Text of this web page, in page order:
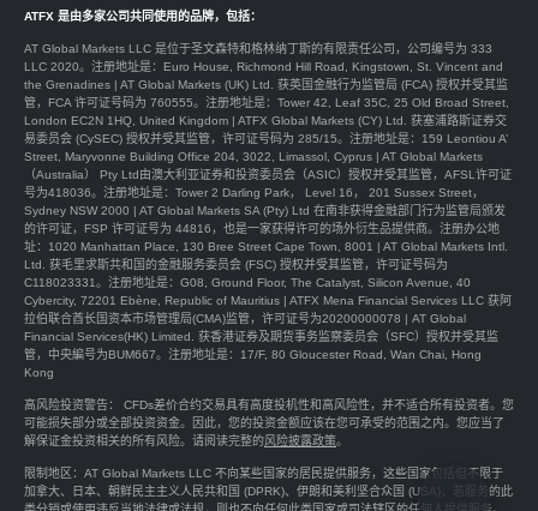
ATFX 是由多家公司共同使用的品牌，包括：
AT Global Markets LLC 是位于圣文森特和格林纳丁斯的有限责任公司，公司编号为 333
LLC 2020。注册地址是：Euro House, Richmond Hill Road, Kingstown, St. Vincent and
the Grenadines | AT Global Markets (UK) Ltd. 获英国金融行为监管局 (FCA) 授权并受其监
管，FCA 许可证号码为 760555。注册地址是：Tower 42, Leaf 35C, 25 Old Broad Street,
London EC2N 1HQ, United Kingdom | ATFX Global Markets (CY) Ltd. 获塞浦路斯证券交
易委员会 (CySEC) 授权并受其监管，许可证号码为 285/15。注册地址是：159 Leontiou A’
Street, Maryvonne Building Office 204, 3022, Limassol, Cyprus | AT Global Markets
（Australia） Pty Ltd由澳大利亚证券和投资委员会（ASIC）授权并受其监管，AFSL许可证
号为418036。注册地址是：Tower 2 Darling Park， Level 16， 201 Sussex Street，
Sydney NSW 2000 | AT Global Markets SA (Pty) Ltd 在南非获得金融部门行为监管局颁发
的许可证，FSP 许可证号为 44816，也是一家获得许可的场外衍生品提供商。注册办公地
址：1020 Manhattan Place, 130 Bree Street Cape Town, 8001 | AT Global Markets Intl.
Ltd. 获毛里求斯共和国的金融服务委员会 (FSC) 授权并受其监管，许可证号码为
C118023331。注册地址是：G08, Ground Floor, The Catalyst, Silicon Avenue, 40
Cybercity, 72201 Ebène, Republic of Mauritius | ATFX Mena Financial Services LLC 获阿
拉伯联合酋长国资本市场管理局(CMA)监管，许可证号为20200000078 | AT Global
Financial Services(HK) Limited. 获香港证券及期货事务监察委员会（SFC）授权并受其监
管，中央編号为BUM667。注册地址是：17/F, 80 Gloucester Road, Wan Chai, Hong
Kong
高风险投资警告： CFDs差价合约交易具有高度投机性和高风险性，并不适合所有投资者。您
可能损失部分或全部投资资金。因此，您的投资金额应该在您可承受的范围之内。您应当了
解保证金投资相关的所有风险。请阅读完整的风险披露政策。
限制地区：AT Global Markets LLC 不向某些国家的居民提供服务，这些国家包括但不限于
加拿大、日本、朝鲜民主主义人民共和国 (DPRK)、伊朗和美利坚合众国 (USA)，若服务的此